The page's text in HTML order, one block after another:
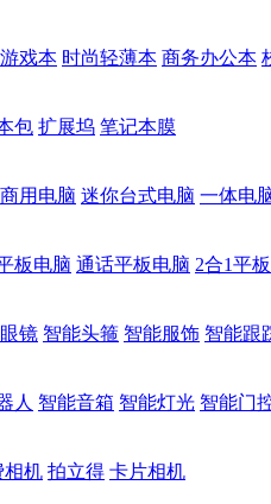
游戏本 时尚轻薄本 商务办公本
包 扩展坞 笔记本膜
商用电脑 迷你台式电脑 一体电
板电脑 通话平板电脑 2合1平
镜 智能头箍 智能服饰 智能跟
人 智能音箱 智能灯光 智能门
相机 拍立得 卡片相机